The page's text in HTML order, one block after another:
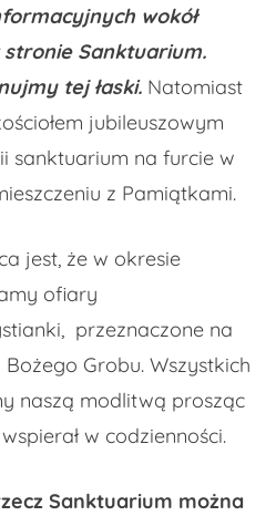
wokół
Sanktuarium.
tej łaski. Natomiast
jubileuszowym
sanktuarium na furcie w
z Pamiątkami.
jest, że w okresie
ofiary
przeznaczone na
Grobu. Wszystkich
naszą modlitwą prosząc
w codzienności.
Sanktuarium można